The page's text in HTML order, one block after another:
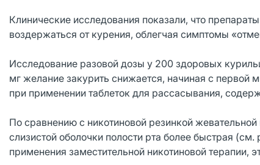
Клинические исследования показали, что
воздержаться от курения, облегчая симптомы
Исследование разовой дозы у 200 здоровых
мг желание закурить снижается, начиная с первой
при применении таблеток для рассасывания,
По сравнению с никотиновой резинкой
слизистой оболочки полости рта более быстрая
применения заместительной никотиновой терапии,